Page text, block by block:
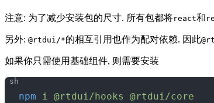
注意: 为了减少安装包的尺寸. 所有包都将react和
另外: @rtdui/*的相互引用也作为配对依赖. 因此
如果你只需使用基础组件, 则需要安装
npm i @rtdui/hooks @rtdui/core